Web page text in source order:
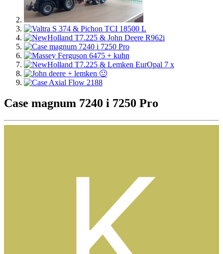
Case magnum 7240 i 7250 Pro